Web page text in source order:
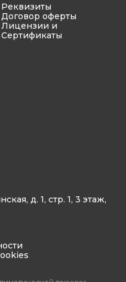
Реквизиты
Договор оферты
Лицензии и
Сертификаты
д. 1, стр. 1, 3 этаж,